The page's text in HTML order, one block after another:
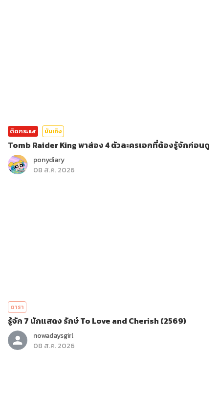
ติดกระแส บันเทิง
Tomb Raider King พาส่อง 4 ตัวละครเอกที่ต้องรู้จักก่อนดู
ponydiary
08 ส.ค. 2026
ดารา
รู้จัก 7 นักแสดง รักษ์ To Love and Cherish (2569)
nowadaysgirl
08 ส.ค. 2026